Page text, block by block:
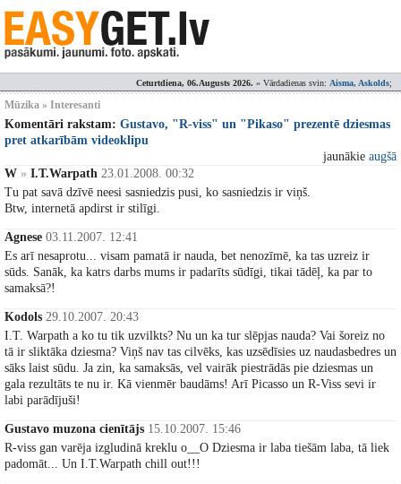
Ceturtdiena, 06.Augusts 2026. » Vārdadienas svin: Aisma, Askolds;
Mūzika » Interesanti
Komentāri rakstam: Gustavo, "R-viss" un "Pikaso" prezentē dziesmas
pret atkarībām videoklipu
jaunākie augšā
W » I.T.Warpath 23.01.2008. 00:32
Tu pat savā dzīvē neesi sasniedzis pusi, ko sasniedzis ir viņš.
Btw, internetā apdirst ir stilīgi.
Agnese 03.11.2007. 12:41
Es arī nesaprotu... visam pamatā ir nauda, bet nenozīmē, ka tas uzreiz ir
sūds. Sanāk, ka katrs darbs mums ir padarīts sūdīgi, tikai tādēļ, ka par to
samaksā?!
Kodols 29.10.2007. 20:43
I.T. Warpath a ko tu tik uzvilkts? Nu un ka tur slēpjas nauda? Vai šoreiz no
tā ir sliktāka dziesma? Viņš nav tas cilvēks, kas uzsēdīsies uz naudasbedres un
sāks laist sūdu. Ja zin, ka samaksās, vel vairāk piestrādās pie dziesmas un
gala rezultāts te nu ir. Kā vienmēr baudāms! Arī Picasso un R-Viss sevi ir
labi parādījuši!
Gustavo muzona cienītājs 15.10.2007. 15:46
R-viss gan varēja izgludinā kreklu o__O Dziesma ir laba tiešām laba, tā liek
padomāt... Un I.T.Warpath chill out!!!